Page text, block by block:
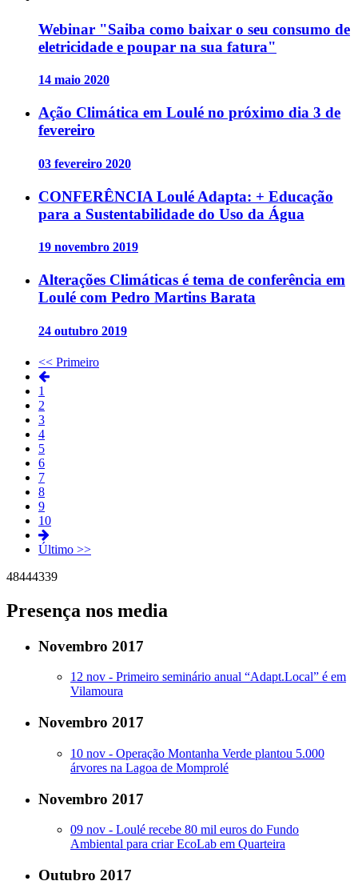
Webinar "Saiba como baixar o seu consumo de
eletricidade e poupar na sua fatura"
14 maio 2020
Ação Climática em Loulé no próximo dia 3 de
fevereiro
03 fevereiro 2020
CONFERÊNCIA Loulé Adapta: + Educação
para a Sustentabilidade do Uso da Água
19 novembro 2019
Alterações Climáticas é tema de conferência em
Loulé com Pedro Martins Barata
24 outubro 2019
<< Primeiro
1
2
3
4
5
6
7
8
9
10
Último >>
48444339
Presença nos media
Novembro 2017
12 nov - Primeiro seminário anual “Adapt.Local” é em
Vilamoura
Novembro 2017
10 nov - Operação Montanha Verde plantou 5.000
árvores na Lagoa de Momprolé
Novembro 2017
09 nov - Loulé recebe 80 mil euros do Fundo
Ambiental para criar EcoLab em Quarteira
Outubro 2017